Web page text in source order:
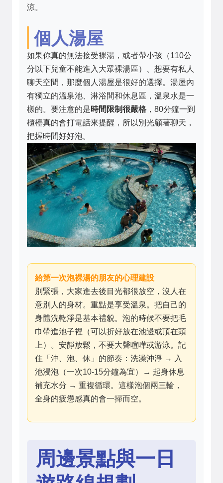
涼。
個人湯屋
如果你真的無法接受裸湯，或者帶小孩（110公
分以下兒童不能進入大眾裸湯區）、想要有私人
聊天空間，那麼個人湯屋是很好的選擇。湯屋內
有獨立的溫泉池、淋浴間和休息區，溫泉水是一
樣的。要注意的是時間限制很嚴格 ，80分鐘一到
櫃檯真的會打電話來提醒，所以別光顧著聊天，
把握時間好好泡。
給第一次泡裸湯的朋友的心理建設
別緊張，大家進去後目光都很放空，沒人在
意別人的身材。重點是享受溫泉。把自己的
身體洗乾淨是基本禮貌。泡的時候不要把毛
巾帶進池子裡（可以折好放在池邊或頂在頭
上）。安靜放鬆，不要大聲喧嘩或游泳。記
住「沖、泡、休」的節奏：洗澡沖淨 → 入
池浸泡（一次10-15分鐘為宜）→ 起身休息
補充水分 → 重複循環。這樣泡個兩三輪，
全身的疲憊感真的會一掃而空。
周邊景點與一日